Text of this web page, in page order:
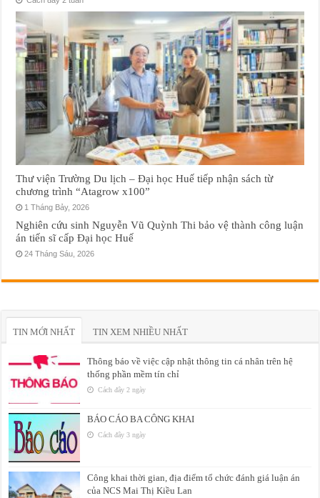
Thư viện Trường Du lịch – Đại học Huế tiếp nhận sách từ
chương trình “Atagrow x100”
1 Tháng Bảy, 2026
Nghiên cứu sinh Nguyễn Vũ Quỳnh Thi bảo vệ thành công luận
án tiến sĩ cấp Đại học Huế
24 Tháng Sáu, 2026
TIN MỚI NHẤT TIN XEM NHIỀU NHẤT
Thông báo về việc cập nhật thông tin cá nhân trên hệ
thống phần mềm tín chỉ
Cách đây 2 ngày
BÁO CÁO BA CÔNG KHAI
Cách đây 3 ngày
Công khai thời gian, địa điểm tổ chức đánh giá luận án
của NCS Mai Thị Kiều Lan